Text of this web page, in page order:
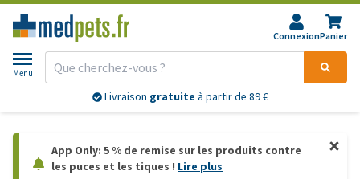
ConnexionPanier
Menu
Livraison gratuite à partir de 89 €
App Only: 5 % de remise sur les produits contre
les puces et les tiques ! Lire plus